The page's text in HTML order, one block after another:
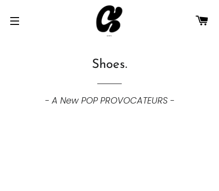
Shoes.
- A New POP PROVOCATEURS -